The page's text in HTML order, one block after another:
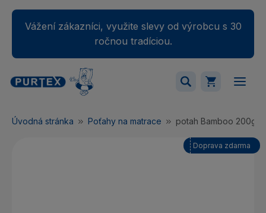
Vážení zákazníci, využite slevy od výrobcu s 30
ročnou tradíciou.
Váš nákupný košík je momentálne prázdny.
Úvodná stránka Poťahy na matrace potah Bamboo 200g
Doprava zdarma